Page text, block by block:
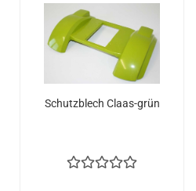
Schutzblech Claas-grün